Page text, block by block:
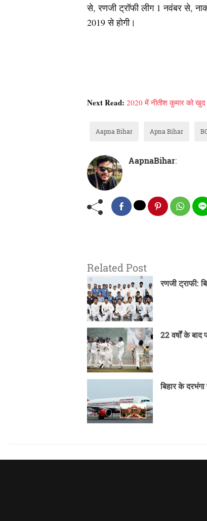
से, रणजी ट्रॉफी लीग 1 नवंबर से,
2019 से होगी।
Next Read: 2020 में नीतीश कुमार को खुद
Aapna Bihar Apna Bihar
AapnaBihar:
Related Post
रणजी ट्राफी:
22 वर्षों के
बिहार के